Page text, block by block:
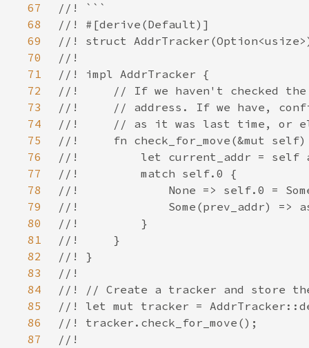
67
68
69
70
71
72
73
74
75
76
77
78
79
80
81
82
83
84
85
86
87